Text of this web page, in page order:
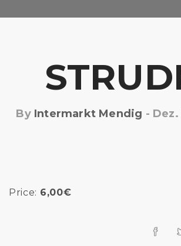
By Intermarkt Mendig - Dez.
Price: 6,00€